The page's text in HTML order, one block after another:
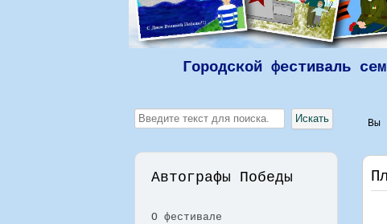
Городской фестиваль
Искать... Искать
Автографы Победы
О фестивале
Вы